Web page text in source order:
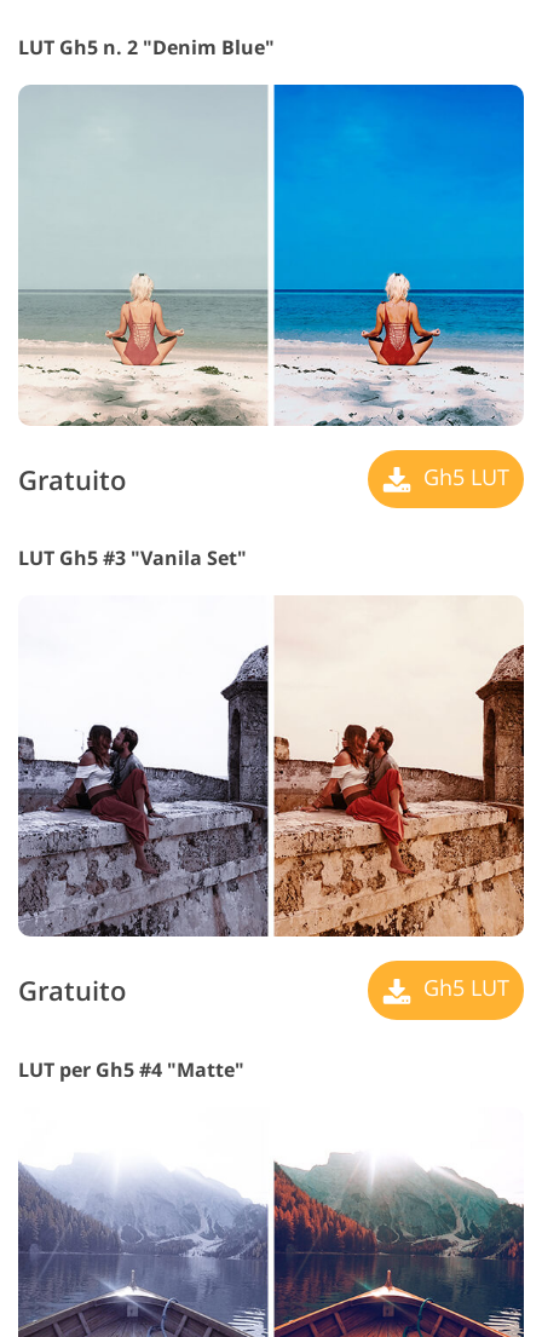
LUT Gh5 n. 2 "Denim Blue"
Gratuito Gh5 LUT
LUT Gh5 #3 "Vanila Set"
Gratuito Gh5 LUT
LUT per Gh5 #4 "Matte"